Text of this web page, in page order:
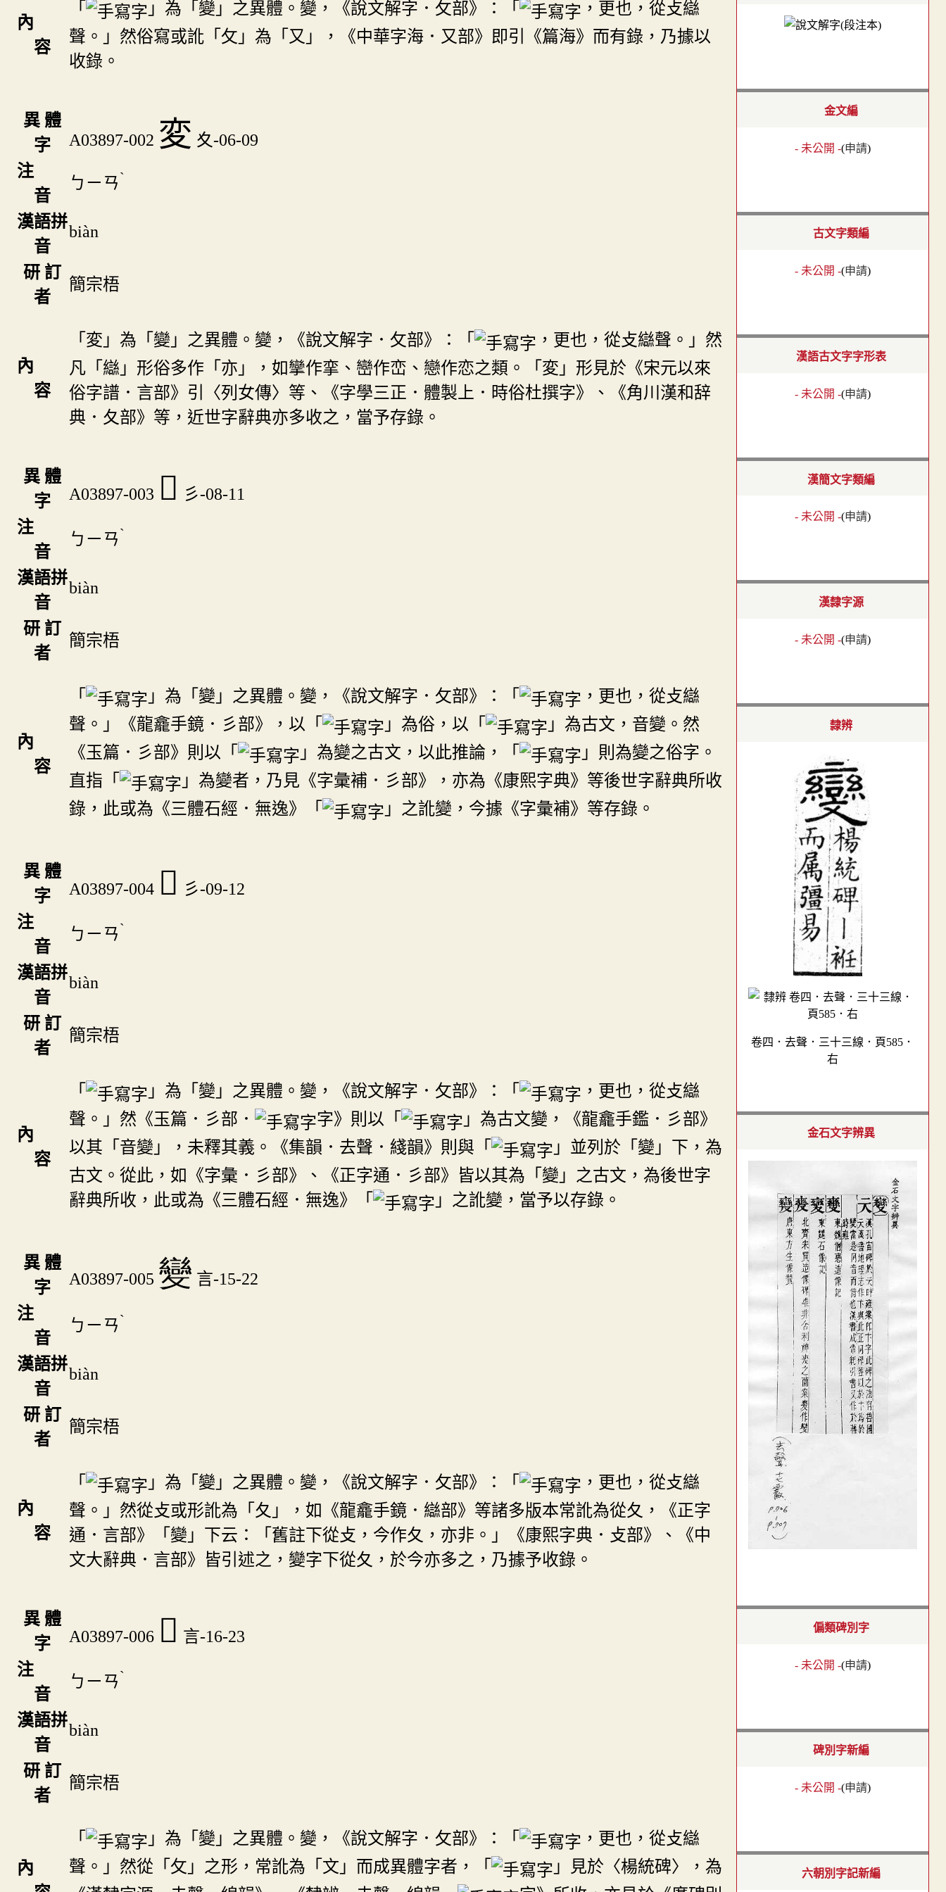
內
容
「 」為「變」之異體。變，《說文解字．攵部》：「
，更也，從攴䜌
聲。」然俗寫或訛「攵」為「又」，《中華字海．又部》即引《篇海》而有錄，乃據以
收錄。
異 體
字
A03897-002 変 夊-06-09
注
音
ㄅㄧㄢˋ
漢語拼
音
biàn
研 訂
者
簡宗梧
內
容
「変」為「變」之異體。變，《說文解字．攵部》：「
，更也，從攴䜌聲。」然
凡「䜌」形俗多作「亦」，如攣作挛、巒作峦、戀作恋之類。「変」形見於《宋元以來
俗字譜．言部》引〈列女傳〉等、《字學三正．體製上．時俗杜撰字》、《角川漢和辞
典．夂部》等，近世字辭典亦多收之，當予存錄。
異 體
字
A03897-003 𢒛 彡-08-11
注
音
ㄅㄧㄢˋ
漢語拼
音
biàn
研 訂
者
簡宗梧
內
容
「 」為「變」之異體。變，《說文解字．攵部》：「
，更也，從攴䜌
聲。」《龍龕手鏡．彡部》，以「
」為俗，以「
」為古文，音變。然
《玉篇．彡部》則以「
」為變之古文，以此推論，「
」則為變之俗字。
直指「
」為變者，乃見《字彙補．彡部》，亦為《康熙字典》等後世字辭典所收
錄，此或為《三體石經．無逸》「
」之訛變，今據《字彙補》等存錄。
異 體
字
A03897-004 𢒟 彡-09-12
注
音
ㄅㄧㄢˋ
漢語拼
音
biàn
研 訂
者
簡宗梧
內
容
「 」為「變」之異體。變，《說文解字．攵部》：「
，更也，從攴䜌
聲。」然《玉篇．彡部．
字》則以「
」為古文變，《龍龕手鑑．彡部》
以其「音變」，未釋其義。《集韻．去聲．綫韻》則與「
」並列於「變」下，為
古文。從此，如《字彙．彡部》、《正字通．彡部》皆以其為「變」之古文，為後世字
辭典所收，此或為《三體石經．無逸》「
」之訛變，當予以存錄。
異 體
字
A03897-005 變 言-15-22
注
音
ㄅㄧㄢˋ
漢語拼
音
biàn
研 訂
者
簡宗梧
內
容
「 」為「變」之異體。變，《說文解字．攵部》：「
，更也，從攴䜌
聲。」然從攴或形訛為「夂」，如《龍龕手鏡．䜌部》等諸多版本常訛為從夂，《正字
通．言部》「變」下云：「舊註下從攴，今作夂，亦非。」《康熙字典．攴部》、《中
文大辭典．言部》皆引述之，變字下從夂，於今亦多之，乃據予收錄。
異 體
字
A03897-006 󵧞 言-16-23
注
音
ㄅㄧㄢˋ
漢語拼
音
biàn
研 訂
者
簡宗梧
內
「 」為「變」之異體。變，《說文解字．攵部》：「
，更也，從攴䜌
聲。」然從「攵」之形，常訛為「文」而成異體字者，「
」見於〈楊統碑〉，為
金文編
- 未公開 -(申請)
古文字類編
- 未公開 -(申請)
漢語古文字字形表
- 未公開 -(申請)
漢簡文字類編
- 未公開 -(申請)
漢隸字源
- 未公開 -(申請)
隸辨
卷四．去聲．三十三線．頁585．
右
金石文字辨異
偏類碑別字
- 未公開 -(申請)
碑別字新編
- 未公開 -(申請)
六朝別字記新編